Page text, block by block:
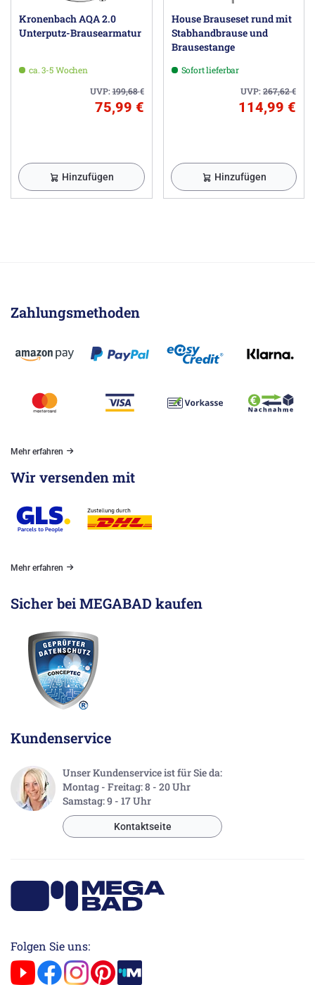
Kronenbach AQA 2.0
Unterputz-Brausearmatur
ca. 3-5 Wochen
UVP:199,68€
75,99 €
Hinzufügen
House Brauseset rund mit
Stabhandbrause und
Brausestange
Sofort lieferbar
UVP:267,62€
114,99 €
Hinzufügen
Zahlungsmethoden
Mehr erfahren
Wir versenden mit
Mehr erfahren
Sicher bei MEGABAD kaufen
Kundenservice
Unser Kundenservice ist für Sie da:
Montag - Freitag: 8 - 20 Uhr
Samstag: 9 - 17 Uhr
Kontaktseite
Folgen Sie uns: